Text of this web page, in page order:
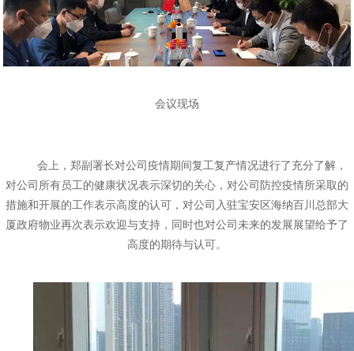
会议现场
会上，郑副署长对公司疫情期间复工复产情况进行了充分了解，
对公司所有员工的健康状况表示深切的关心，对公司防控疫情所采取的
措施和开展的工作表示高度的认可，对公司入驻宝安区海纳百川总部大
厦政府物业再次表示欢迎与支持，同时也对公司未来的发展展望给予了
高度的期待与认可。